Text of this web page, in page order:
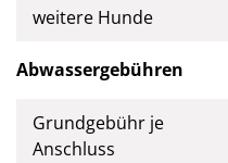
weitere Hunde
Abwassergebühren
Grundgebühr je
Anschluss